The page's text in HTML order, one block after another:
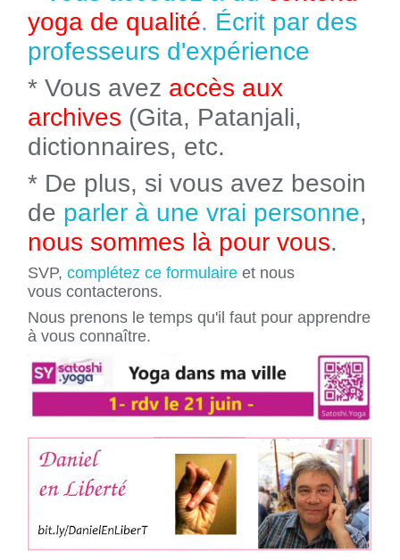
yoga de qualité. Écrit par des
professeurs d'expérience
* Vous avez accès aux
archives (Gita, Patanjali,
dictionnaires, etc.
* De plus, si vous avez besoin
de parler à une vrai personne,
nous sommes là pour vous.
SVP, complétez ce formulaire et nous
vous contacterons.
Nous prenons le temps qu'il faut pour apprendre
à vous connaître.